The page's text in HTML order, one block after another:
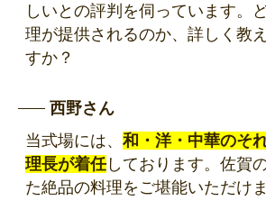
しいとの評判を伺っています。
理が提供されるのか、詳しく教
すか？
西野さん
当式場には、 和・洋・中華のそ
理長が着任しております。佐賀
た絶品の料理をご堪能いただけま